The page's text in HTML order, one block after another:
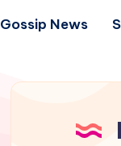
Gossip News